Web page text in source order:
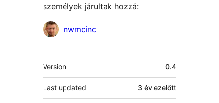
személyek járultak hozzá:
Közreműködők
nwmcinc
Meta
Version 0.4
Last updated 3 év ezelőtt